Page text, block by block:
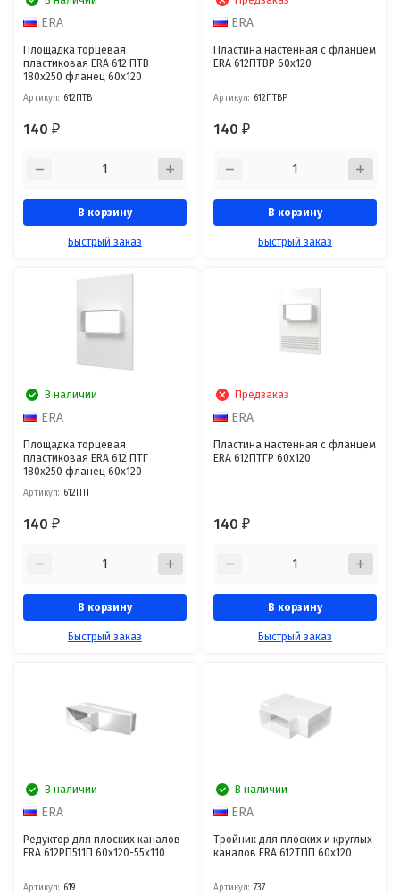
ERA
Площадка торцевая
пластиковая ERA 612 ПТВ
180х250 фланец 60х120
Артикул: 612ПТВ
140₽
В корзину
Быстрый заказ
ERA
Пластина настенная с фланцем
ERA 612ПТВР 60х120
Артикул: 612ПТВР
140₽
В корзину
Быстрый заказ
В наличии
ERA
Площадка торцевая
пластиковая ERA 612 ПТГ
180х250 фланец 60х120
Артикул: 612ПТГ
140₽
В корзину
Быстрый заказ
Предзаказ
ERA
Пластина настенная с фланцем
ERA 612ПТГР 60х120
140₽
В корзину
Быстрый заказ
В наличии
ERA
Редуктор для плоских каналов
ERA 612РП511П 60x120-55x110
Артикул: 619
В наличии
ERA
Тройник для плоских и круглых
каналов ERA 612ТПП 60x120
Артикул: 737